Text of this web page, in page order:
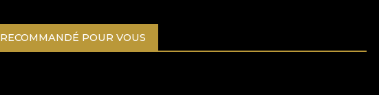
RECOMMANDÉ POUR VOUS